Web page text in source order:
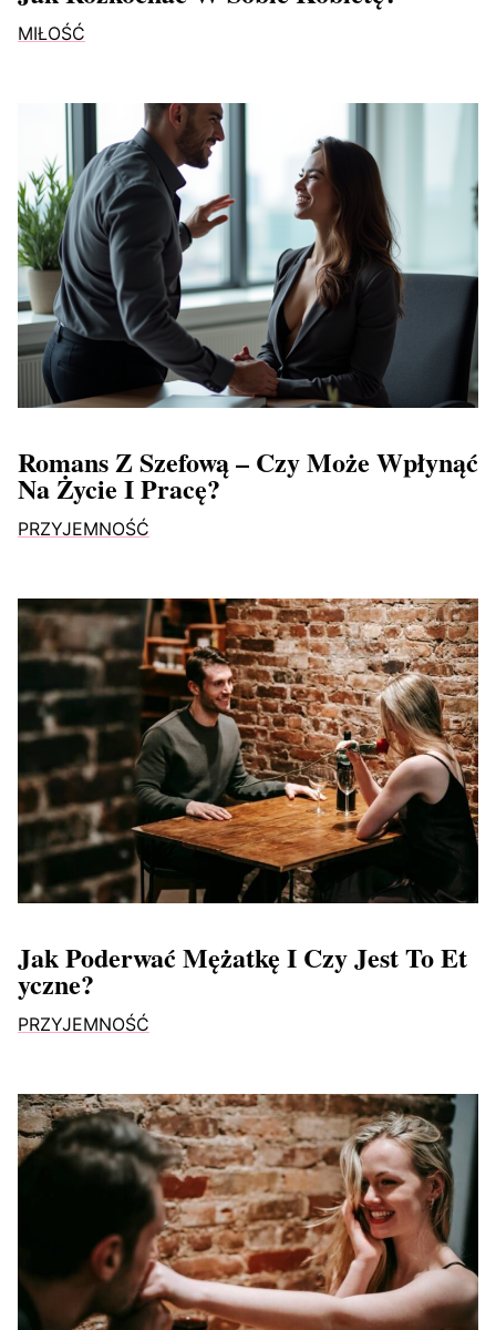
MIŁOŚĆ
Romans Z Szefową – Czy Może Wpłynąć
Na Życie I Pracę?
PRZYJEMNOŚĆ
Jak Poderwać Mężatkę I Czy Jest To Et
Yczne?
PRZYJEMNOŚĆ